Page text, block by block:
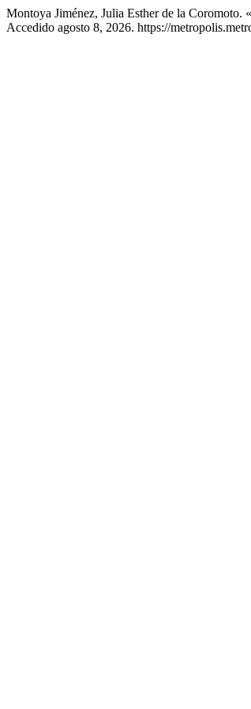
Montoya Jiménez, Julia Esther de la
Accedido agosto 8, 2026. https://